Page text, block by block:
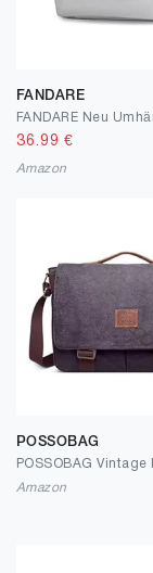
FANDARE
36.99 €
Amazon
POSSOBAG
Amazon